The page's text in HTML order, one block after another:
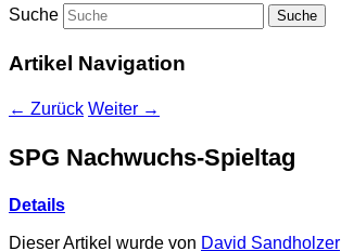
Suche
Artikel Navigation
← Zurück Weiter →
SPG Nachwuchs-Spieltag
Details
Dieser Artikel wurde von David Sandholzer